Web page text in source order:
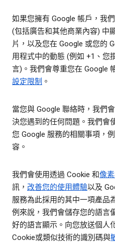
如果您擁有 Google 帳戶，我
(包括廣告和其他商業內容) 中
片，以及您在 Google 或您的
用程式中的動態 (例如 +1、您
言)。我們會尊重您在 Google
設定限制 。
當您與 Google 聯絡時，我們
決您遇到的任何問題。我們會
您 Google 服務的相關事項，
容。
我們會使用透過 Cookie 和像
訊， 改善您的使用體驗以及
服務為此採用的其中一項產品
例來說，我們會儲存您的語言
好的語言顯示。向您放送個人
Cookie或類似技術的識別碼與